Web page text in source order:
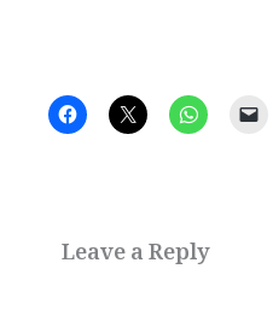
Leave a Reply